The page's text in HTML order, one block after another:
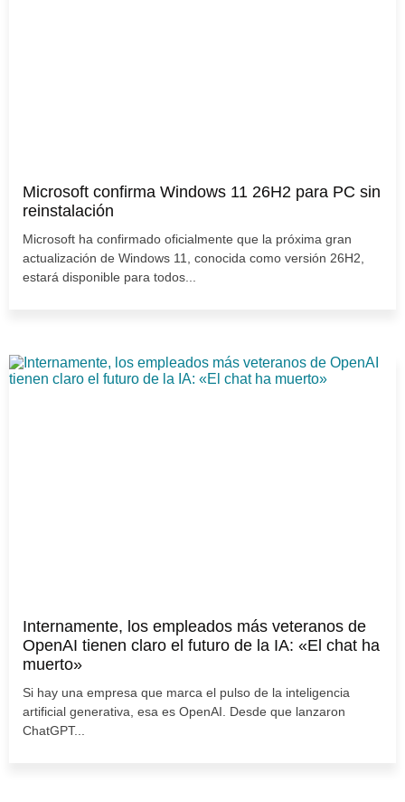
Microsoft confirma Windows 11 26H2 para PC sin
reinstalación
Microsoft ha confirmado oficialmente que la próxima gran
actualización de Windows 11, conocida como versión 26H2,
estará disponible para todos...
Internamente, los empleados más veteranos de
OpenAI tienen claro el futuro de la IA: «El chat ha
muerto»
Si hay una empresa que marca el pulso de la inteligencia
artificial generativa, esa es OpenAI. Desde que lanzaron
ChatGPT...